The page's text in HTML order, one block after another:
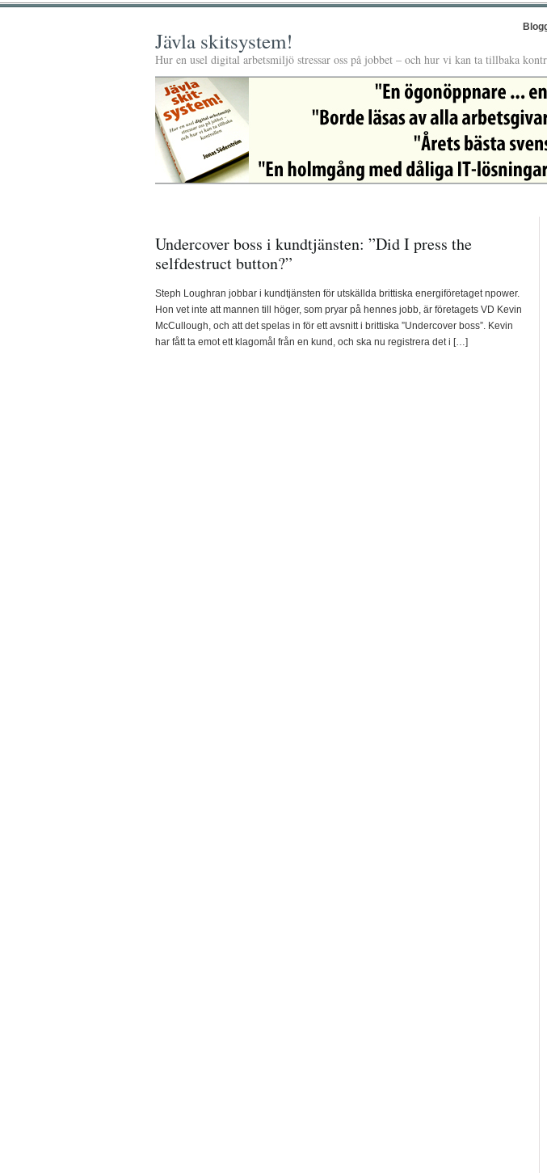
Jävla skitsystem!
Hur en usel digital arbetsmiljö stressar oss på jobbet – och hur vi kan ta tillbaka
Undercover boss i kundtjänsten: ”Did I press the
selfdestruct button?”
Steph Loughran jobbar i kundtjänsten för utskällda brittiska energiföretaget npower.
Hon vet inte att mannen till höger, som pryar på hennes jobb, är företagets VD Kevin
McCullough, och att det spelas in för ett avsnitt i brittiska ”Undercover boss”. Kevin
har fått ta emot ett klagomål från en kund, och ska nu registrera det i […]